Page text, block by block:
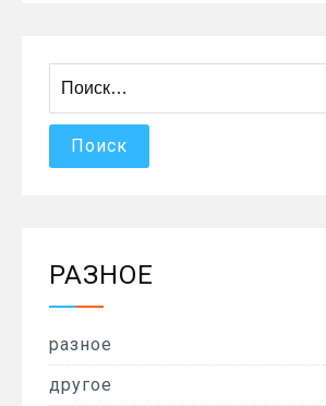
РАЗНОЕ
разное
другое